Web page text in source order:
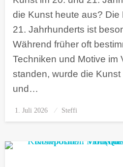
die Kunst heute aus? Die
21. Jahrhunderts ist
Während früher oft
Techniken und Motive im
standen, wurde die
und…
Posted
on
1. Juli 2026 Steffi